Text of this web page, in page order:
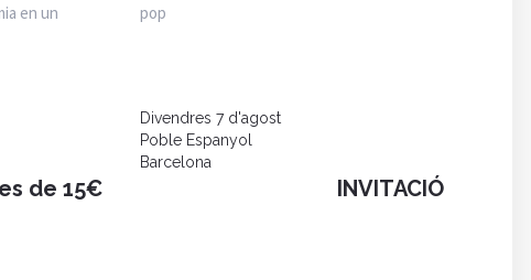
en un
de 15€
pop
Divendres 7 d'agost
Poble Espanyol
Barcelona
INVITACIÓ